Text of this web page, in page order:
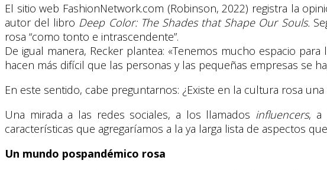
El sitio web FashionNetwork.com (Robinson, 2022) registra la
autor del libro Deep Color: The Shades that Shape Our Souls.
rosa “como tonto e intrascendente”.
De igual manera, Recker plantea: «Tenemos mucho espacio
hacen más difícil que las personas y las pequeñas empresas se
En este sentido, cabe preguntarnos: ¿Existe en la cultura rosa
Una mirada a las redes sociales, a los llamados influencers, a
características que agregaríamos a la ya larga lista de aspectos
Un mundo pospandémico rosa